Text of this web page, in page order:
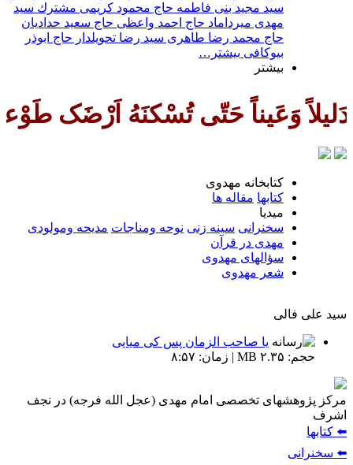
سيد مجيد بنى فاطمه حاج محمود كريمى مشترك سيد
مهدى ميرداماد حاج احمد واعظى حاج سعيد حداديان
حاج محمد رضا طاهری سيد رضا تحويلدار حاج ابوذر
بیوکافی بیشتر…
بیشتر
وَعَیناً حَتّی تُسْکنَهُ اَرْضَک طَوْعاً
كتابخانه مهدوى
كتابها مقاله ها
ميديا
سخنرانى سينه زنى نوحه ومناجات مديحه ومولودى
مهدی در قرآن
سؤالهای مهدوی
شعر مهدوى
سید علی فالی
یا صاحب الزمان پس کی میایی
حجم: ۲.۳۵ MB | زمان: ۸:۵۷
مركز پژوهشهای تخصصی امام مهدی (عجل الله فرجه) در نجف
اشرف
⬅️ كتابها
⬅️ سخنرانى